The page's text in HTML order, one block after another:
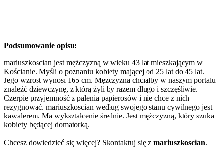
Podsumowanie opisu:
mariuszkoscian jest mężczyzną w wieku 43 lat mieszkającym w
Kościanie. Myśli o poznaniu kobiety mającej od 25 lat do 45 lat.
Jego wzrost wynosi 165 cm. Mężczyzna chciałby w naszym portalu
znaleźć dziewczynę, z którą żyli by razem długo i szczęśliwie.
Czerpie przyjemność z palenia papierosów i nie chce z nich
rezygnować. mariuszkoscian według swojego stanu cywilnego jest
kawalerem. Ma wykształcenie średnie. Jest mężczyzną, który szuka
kobiety będącej domatorką.
Chcesz dowiedzieć się więcej? Skontaktuj się z mariuszkoscian.